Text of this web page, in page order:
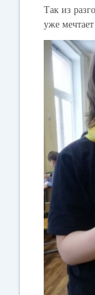
Так из
уже